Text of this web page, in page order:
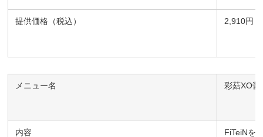
提供価格（税込） 2,910円
メニュー名 彩菇XO醤
内容 FiTeiNを